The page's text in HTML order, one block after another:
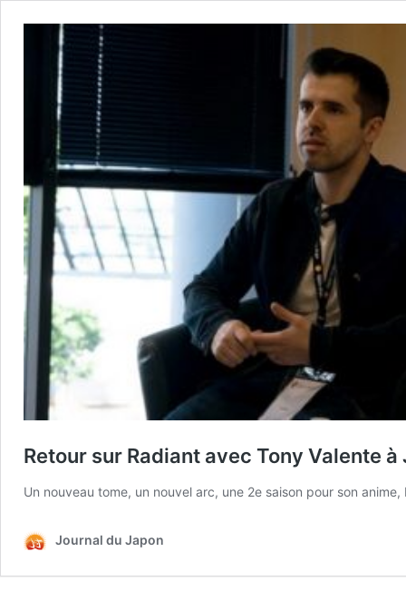
Retour sur Radiant avec Tony Valente à
Un nouveau tome, un nouvel arc, une 2e saison pour son
Journal du Japon